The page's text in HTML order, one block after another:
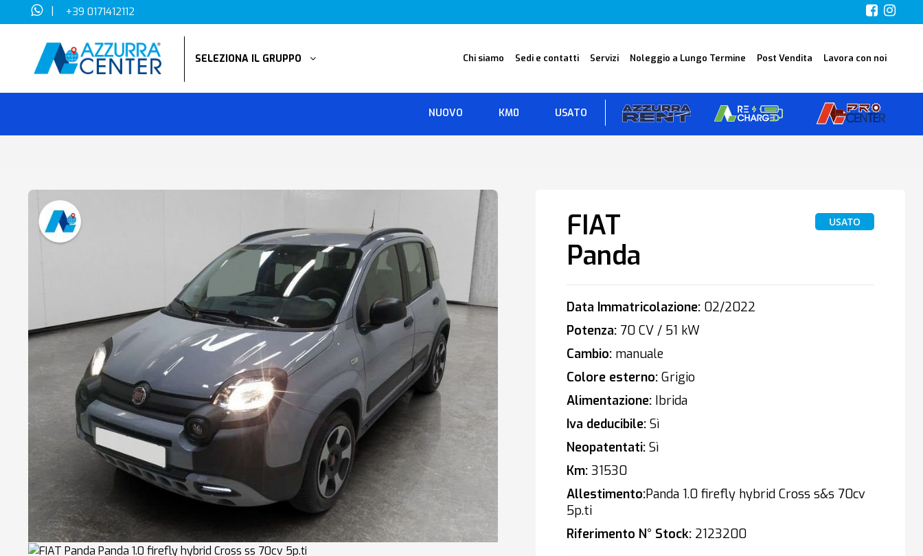
| +39 0171412112
SELEZIONA IL GRUPPO Chi siamo Sedi e contatti Servizi Noleggio a Lungo Termine Post Vendita Lavora con noi
NUOVO KM0 USATO
FIAT
Panda
USATO
Data Immatricolazione:02/2022
Potenza:70 CV / 51 kW
Cambio:manuale
Colore esterno:Grigio
Alimentazione:Ibrida
Iva deducibile:Sì
Neopatentati:Sì
Km:31530
Allestimento:Panda 1.0 firefly hybrid Cross s&s 70cv
5p.ti
Riferimento N° Stock:2123200